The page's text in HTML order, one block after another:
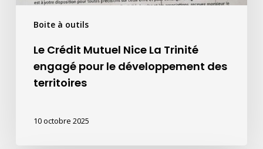
Boite à outils
des
territoires
Le Crédit Mutuel Nice La Trinité
engagé pour le développement des
territoires
10 octobre 2025